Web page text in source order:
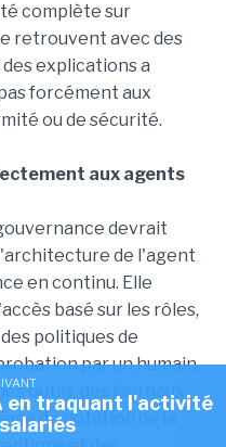
complète sur
retrouvent avec des
explications a
forcément aux
ou de sécurité.
aux agents
devrait
de l'agent
en continu. Elle
basé sur les rôles,
politiques de
par un humain,
outils, des journaux
de notation de la
en traquant l'activité